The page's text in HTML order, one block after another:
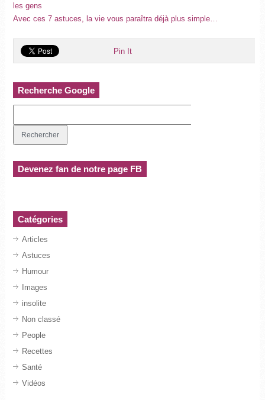
les gens
Avec ces 7 astuces, la vie vous paraîtra déjà plus simple…
Pin It
Recherche Google
Devenez fan de notre page FB
Catégories
Articles
Astuces
Humour
Images
insolite
Non classé
People
Recettes
Santé
Vidéos